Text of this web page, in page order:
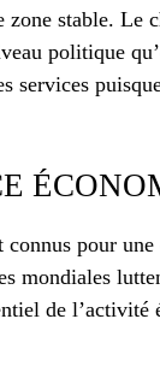
zone stable. Le
politique
services
pour
mondiales
de